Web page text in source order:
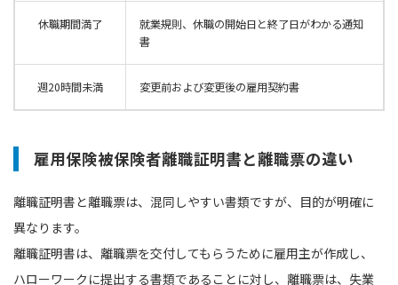
休職期間満了
就業規則、休職の開始日と終了日がわかる通知
書
週20時間未満 変更前および変更後の雇用契約書
雇用保険被保険者離職証明書と離職票の違い
離職証明書と離職票は、混同しやすい書類ですが、目的が明確に
異なります。
離職証明書は、離職票を交付してもらうために雇用主が作成し、
ハローワークに提出する書類であることに対し、離職票は、失業